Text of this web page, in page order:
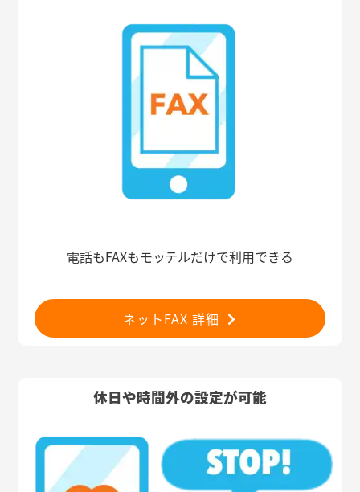
電話もFAXもモッテルだけで利用できる
ネットFAX 詳細
休日や時間外の設定が可能